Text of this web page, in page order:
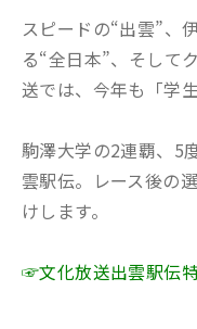
スピードの“出雲”、
る“全日本”、そして
送では、今年も「学
駒澤大学の2連覇、5
雲駅伝。レース後の
けします。
☞文化放送出雲駅伝